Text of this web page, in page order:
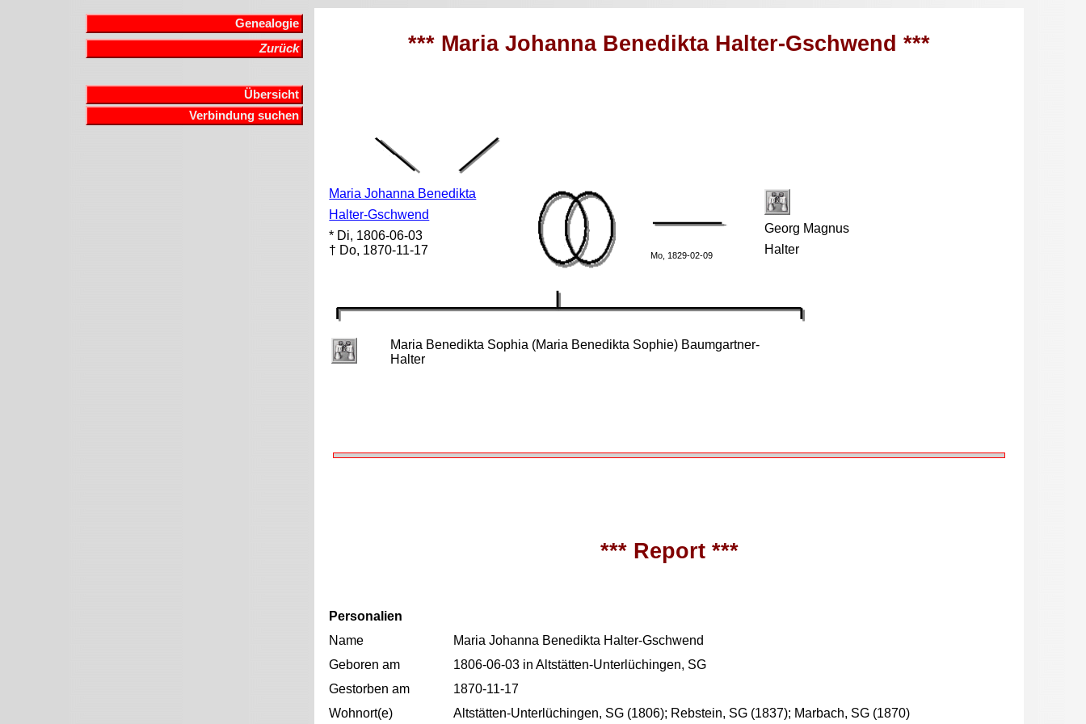
Genealogie
Zurück
Übersicht
Verbindung suchen
*** Maria Johanna Benedikta Halter-Gschwend ***
Maria Johanna Benedikta
Halter-Gschwend
* Di, 1806-06-03
† Do, 1870-11-17
Mo, 1829-02-09
Georg Magnus
Halter
Maria Benedikta Sophia (Maria Benedikta Sophie) Baumgartner-
Halter
*** Report ***
Personalien
Name
Maria Johanna Benedikta Halter-Gschwend
Geboren am
1806-06-03 in Altstätten-Unterlüchingen, SG
Gestorben am
1870-11-17
Wohnort(e)
Altstätten-Unterlüchingen, SG (1806); Rebstein, SG (1837); Marbach, SG (1870)